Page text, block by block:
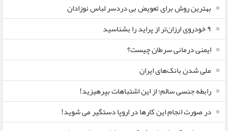
بهترین روش برای تعویض بی دردسر لباس نوزادان
٩ خودروی ارزان‌تر از پراید را بشناسید
ایمنی درمانی سرطان چیست؟
ملی شدن بانک‌های ایران
رابطه جنسی سالم؛ از این اشتباهات بپرهیزید!
در صورت انجام این کارها در اروپا دستگیر می شوید!